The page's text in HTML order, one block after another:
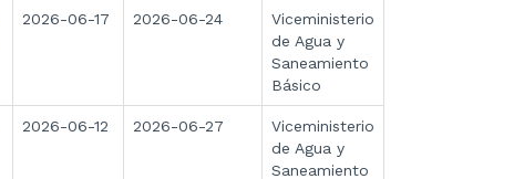
2026-06-17 2026-06-24
Viceministerio
de Agua y
Saneamiento
Básico
2026-06-12 2026-06-27
Viceministerio
de Agua y
Saneamiento